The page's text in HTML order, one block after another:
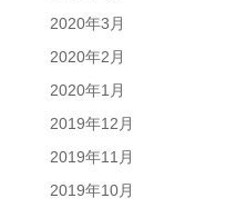
2020年3月
2020年2月
2020年1月
2019年12月
2019年11月
2019年10月